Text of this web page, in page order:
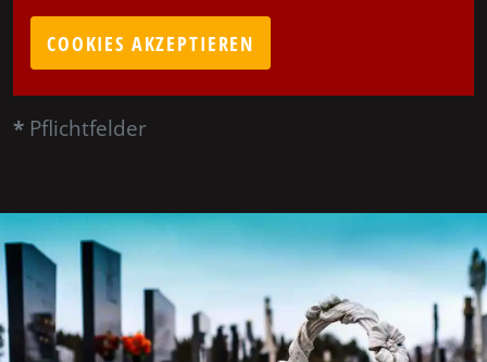
COOKIES AKZEPTIEREN
* Pflichtfelder